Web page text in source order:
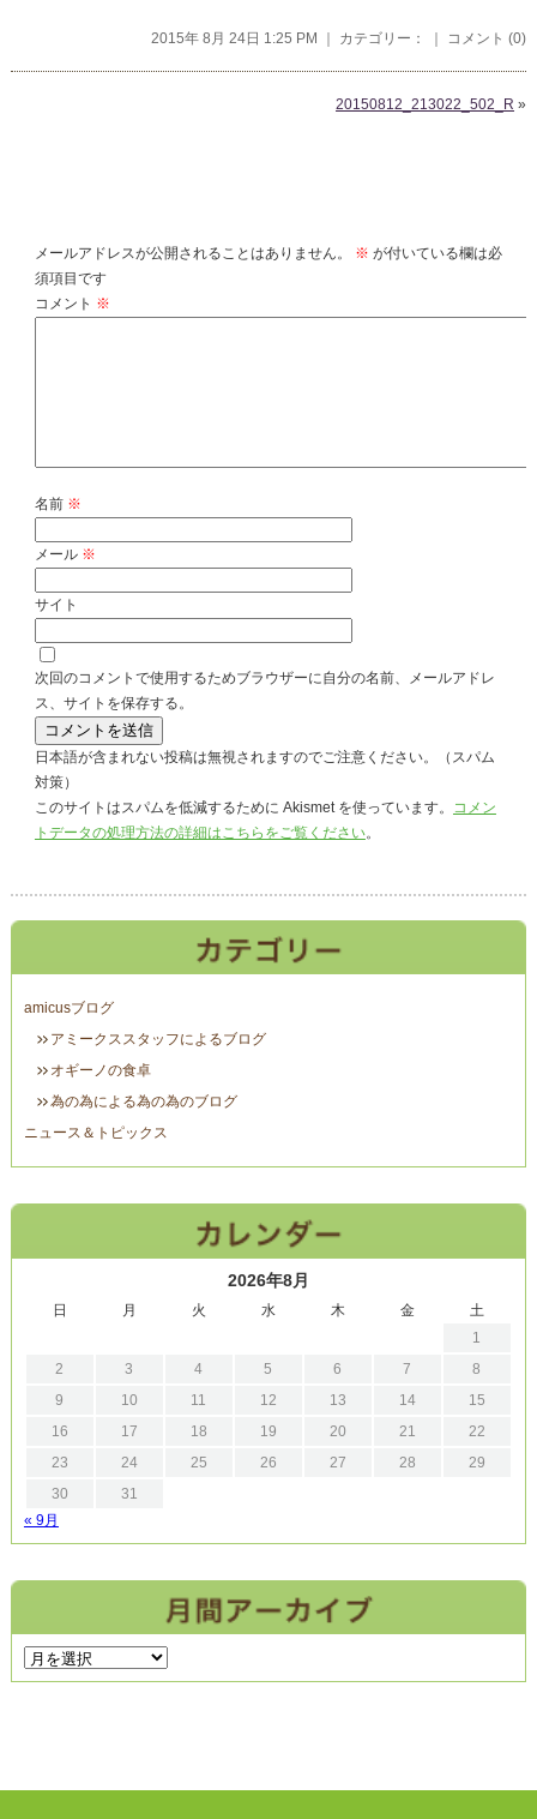
2015年 8月 24日 1:25 PM ｜ カテゴリー： ｜ コメント (0)
20150812_213022_502_R »
メールアドレスが公開されることはありません。 ※ が付いている欄は必
須項目です
コメント ※
名前 ※
メール ※
サイト
次回のコメントで使用するためブラウザーに自分の名前、メールアドレ
ス、サイトを保存する。
日本語が含まれない投稿は無視されますのでご注意ください。（スパム
対策）
このサイトはスパムを低減するために Akismet を使っています。 コメン
トデータの処理方法の詳細はこちらをご覧ください。
amicusブログ
アミークススタッフによるブログ
オギーノの食卓
為の為による為の為のブログ
ニュース＆トピックス
2026年8月
日 月 火 水 木 金
土
1
2
3 4 5 6 7
8
9
10 11 12 13 14
15
16
17 18 19 20 21
22
23
24 25 26 27 28
29
30
31
« 9月